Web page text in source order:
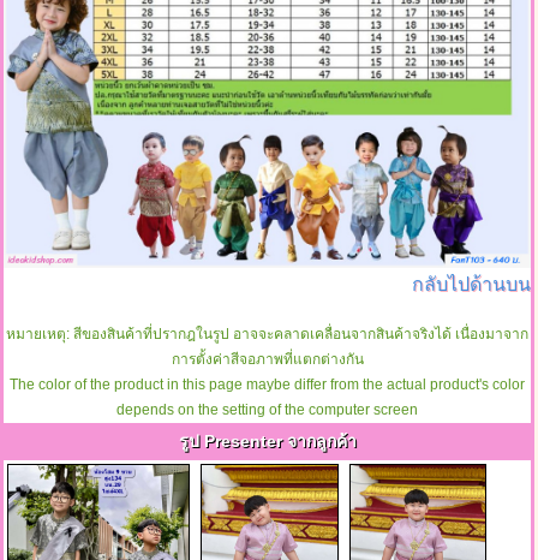
กลับไปด้านบน
หมายเหตุ: สีของสินค้าที่ปรากฎในรูป อาจจะคลาดเคลื่อนจากสินค้าจริงได้ เนื่องมาจาก
การตั้งค่าสีจอภาพที่แตกต่างกัน
The color of the product in this page maybe differ from the actual product's color
depends on the setting of the computer screen
รูป Presenter จากลูกค้า